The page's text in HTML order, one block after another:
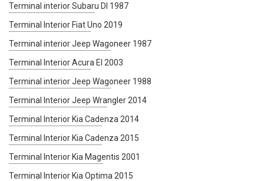
Terminal interior Subaru Dl 1987
Terminal Interior Fiat Uno 2019
Terminal interior Jeep Wagoneer 1987
Terminal Interior Acura El 2003
Terminal interior Jeep Wagoneer 1988
Terminal Interior Jeep Wrangler 2014
Terminal Interior Kia Cadenza 2014
Terminal Interior Kia Cadenza 2015
Terminal Interior Kia Magentis 2001
Terminal Interior Kia Optima 2015